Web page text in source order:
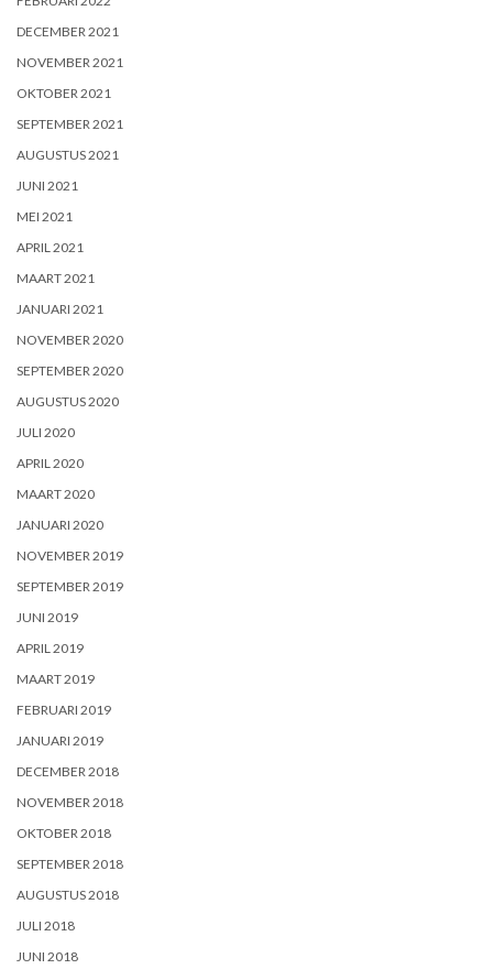
DECEMBER 2021
NOVEMBER 2021
OKTOBER 2021
SEPTEMBER 2021
AUGUSTUS 2021
JUNI 2021
MEI 2021
APRIL 2021
MAART 2021
JANUARI 2021
NOVEMBER 2020
SEPTEMBER 2020
AUGUSTUS 2020
JULI 2020
APRIL 2020
MAART 2020
JANUARI 2020
NOVEMBER 2019
SEPTEMBER 2019
JUNI 2019
APRIL 2019
MAART 2019
FEBRUARI 2019
JANUARI 2019
DECEMBER 2018
NOVEMBER 2018
OKTOBER 2018
SEPTEMBER 2018
AUGUSTUS 2018
JULI 2018
JUNI 2018